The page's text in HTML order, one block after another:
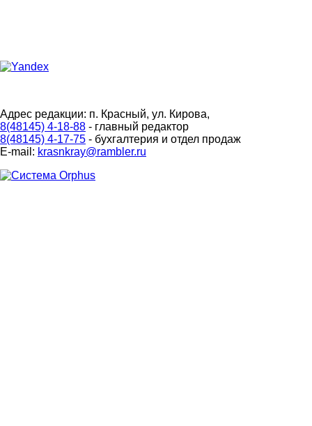
Адрес редакции: п. Красный, ул. Кирова,
8(48145) 4-18-88 - главный редактор
8(48145) 4-17-75 - бухгалтерия и отдел продаж
E-mail: krasnkray@rambler.ru